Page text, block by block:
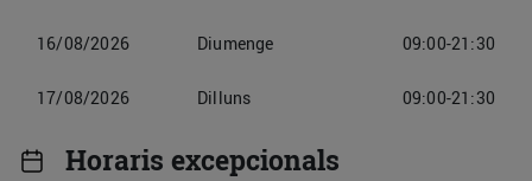
16/08/2026 Diumenge 09:00-21:30
17/08/2026 Dilluns 09:00-21:30
Horaris excepcionals